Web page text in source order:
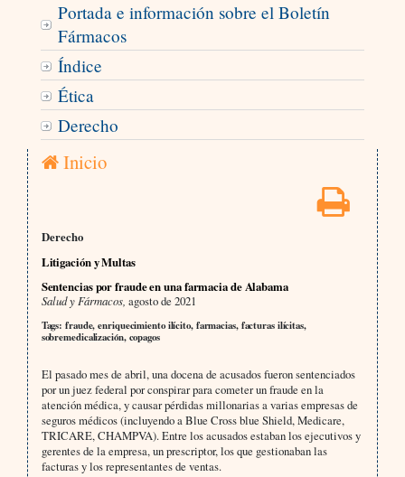
Portada e información sobre el Boletín
Fármacos
Índice
Ética
Derecho
Inicio
Derecho
Litigación y Multas
Sentencias por fraude en una farmacia de Alabama
Salud y Fármacos, agosto de 2021
Tags: fraude, enriquecimiento ilícito, farmacias, facturas ilícitas,
sobremedicalización, copagos
El pasado mes de abril, una docena de acusados fueron sentenciados
por un juez federal por conspirar para cometer un fraude en la
atención médica, y causar pérdidas millonarias a varias empresas de
seguros médicos (incluyendo a Blue Cross blue Shield, Medicare,
TRICARE, CHAMPVA). Entre los acusados estaban los ejecutivos y
gerentes de la empresa, un prescriptor, los que gestionaban las
facturas y los representantes de ventas.